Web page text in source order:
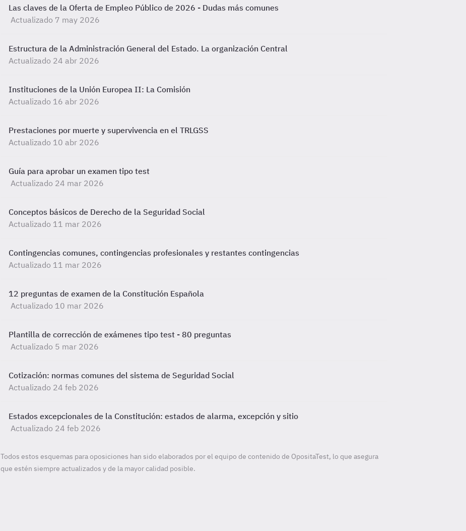
Las claves de la Oferta de Empleo Público de 2026 - Dudas más comunes
Actualizado 7 may 2026
Estructura de la Administración General del Estado. La organización Central
Actualizado 24 abr 2026
Instituciones de la Unión Europea II: La Comisión
Actualizado 16 abr 2026
Prestaciones por muerte y supervivencia en el TRLGSS
Actualizado 10 abr 2026
Guía para aprobar un examen tipo test
Actualizado 24 mar 2026
Conceptos básicos de Derecho de la Seguridad Social
Actualizado 11 mar 2026
Contingencias comunes, contingencias profesionales y restantes contingencias
Actualizado 11 mar 2026
12 preguntas de examen de la Constitución Española
Actualizado 10 mar 2026
Plantilla de corrección de exámenes tipo test - 80 preguntas
Actualizado 5 mar 2026
Cotización: normas comunes del sistema de Seguridad Social
Actualizado 24 feb 2026
Estados excepcionales de la Constitución: estados de alarma, excepción y sitio
Actualizado 24 feb 2026
Todos estos esquemas para oposiciones han sido elaborados por el equipo de contenido de OpositaTest, lo que asegura
que estén siempre actualizados y de la mayor calidad posible.